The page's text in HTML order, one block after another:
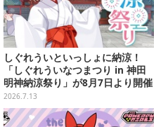
しぐれういといっしょに納涼！
「しぐれういなつまつり in 神田
明神納涼祭り」が8月7日より開催
決定
2026.7.13